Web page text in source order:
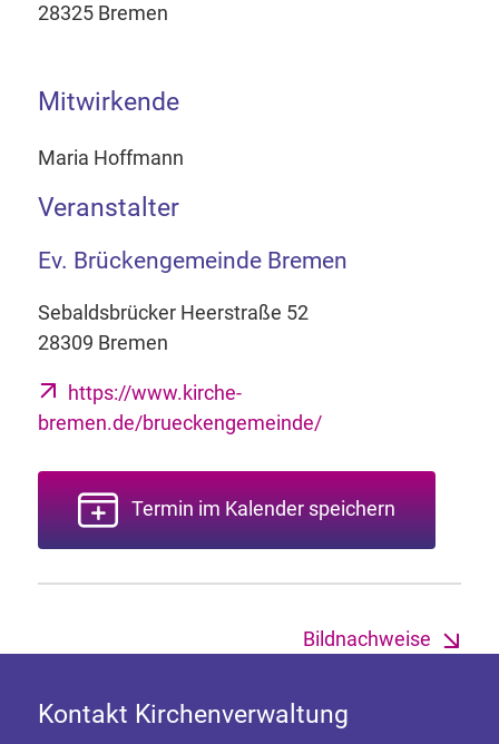
28325 Bremen
Mitwirkende
Maria Hoffmann
Veranstalter
Ev. Brückengemeinde Bremen
Sebaldsbrücker Heerstraße 52
28309 Bremen
https://www.kirche-
bremen.de/brueckengemeinde/
Termin im Kalender speichern
Bildnachweise
Kontakt Kirchenverwaltung